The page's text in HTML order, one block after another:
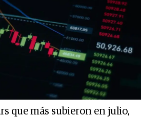
que más subieron en julio,